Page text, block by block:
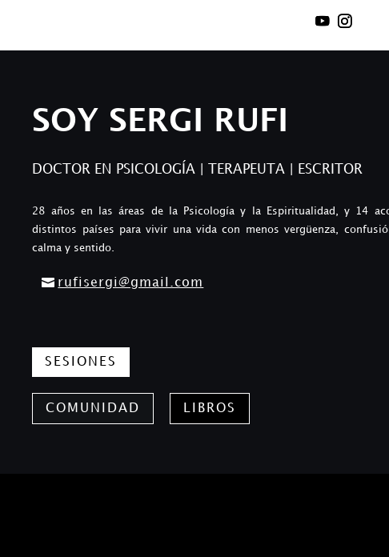
SOY SERGI RUFI
DOCTOR EN PSICOLOGÍA | TERAPEUTA | ESCRITOR
28 años en las áreas de la Psicología y la Espiritualidad, y 14
distintos países para vivir una vida con menos vergüenza,
calma y sentido.
rufisergi@gmail.com
SESIONES
COMUNIDAD LIBROS